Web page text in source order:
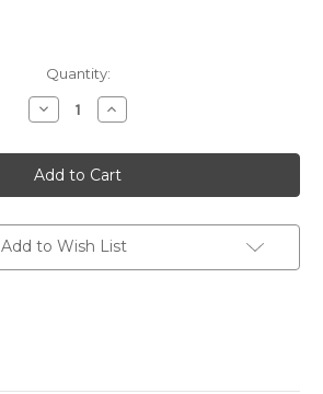
Quantity:
Decrease
Quantity
BIBLIA
DEL
PEREGRINO
I.
TESTAMENTO.
PROSA
Increase
Quantity
BIBLIA
DEL
PEREGRINO
I.
TESTAMENTO.
PROSA
Add to Wish List